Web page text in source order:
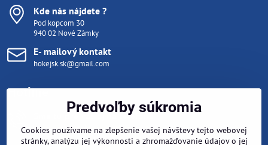
Kde nás nájdete ?
Pod kopcom 30
940 02 Nové Zámky
E- mailový kontakt
hokejsk.sk@gmail.com
Hotline
Sme tu pre vás aj na telefóne
Pondelok- Piatok 10:00 - 15:00
Počas tréningu (mimo týchto hodín) nám napíšte email na
Predvoľby súkromia
Cookies používame na zlepšenie vašej návštevy tejto webovej
stránky, analýzu jej výkonnosti a zhromažďovanie údajov o jej